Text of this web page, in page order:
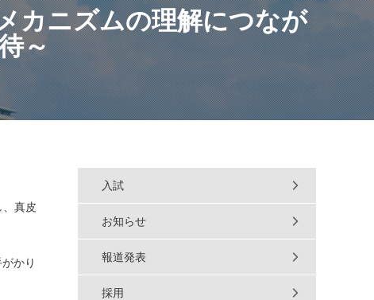
カニズムの理解につなが
～
真皮
かり
入試
お知らせ
報道発表
採用